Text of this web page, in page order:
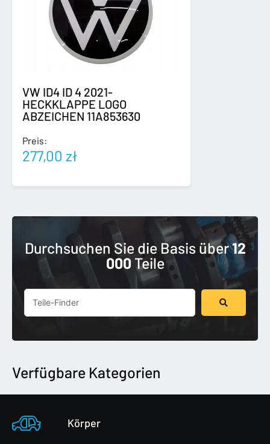
VW ID4 ID 4 2021-
HECKKLAPPE LOGO
ABZEICHEN 11A853630
Preis:
277,00 zł
Durchsuchen Sie die Basis über12
000 Teile
Suchen
Verfügbare Kategorien
Körper